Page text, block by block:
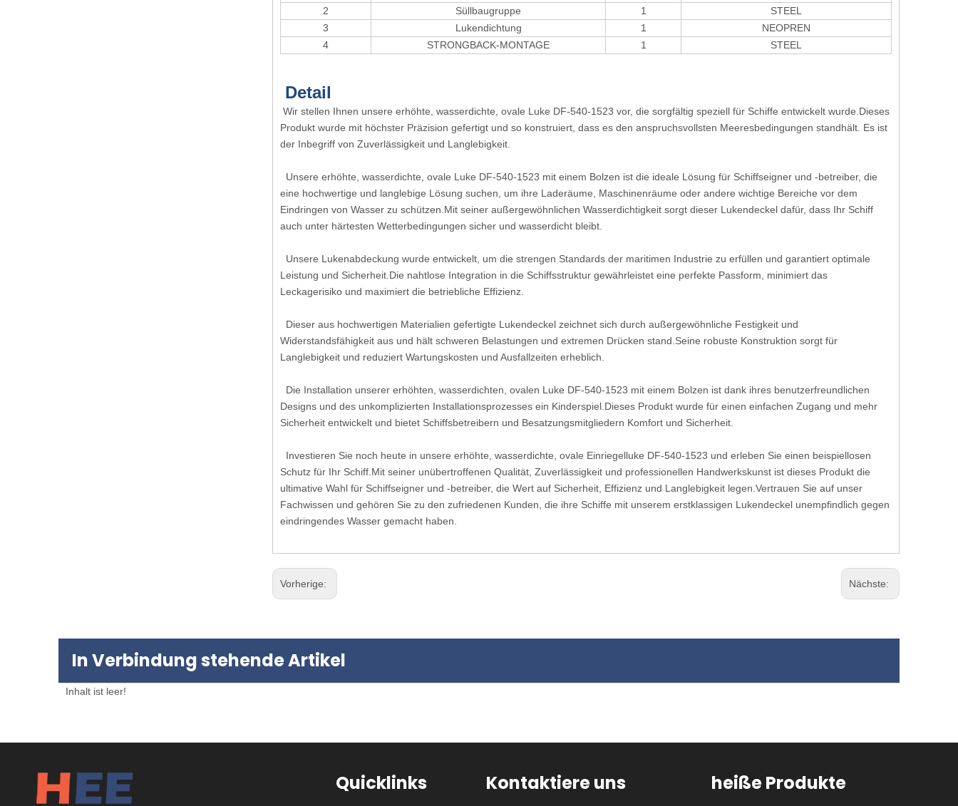
2
Süllbaugruppe 1
STEEL
3
Lukendichtung 1
NEOPREN
4
STRONGBACK-MONTAGE 1 STEEL
Detail
Wir stellen Ihnen unsere erhöhte, wasserdichte, ovale Luke DF-540-1523 vor, die sorgfältig speziell für Schiffe entwickelt wurde.Dieses
Produkt wurde mit höchster Präzision gefertigt und so konstruiert, dass es den anspruchsvollsten Meeresbedingungen standhält. Es ist
der Inbegriff von Zuverlässigkeit und Langlebigkeit.
Unsere erhöhte, wasserdichte, ovale Luke DF-540-1523 mit einem Bolzen ist die ideale Lösung für Schiffseigner und -betreiber, die
eine hochwertige und langlebige Lösung suchen, um ihre Laderäume, Maschinenräume oder andere wichtige Bereiche vor dem
Eindringen von Wasser zu schützen.Mit seiner außergewöhnlichen Wasserdichtigkeit sorgt dieser Lukendeckel dafür, dass Ihr Schiff
auch unter härtesten Wetterbedingungen sicher und wasserdicht bleibt.
Unsere Lukenabdeckung wurde entwickelt, um die strengen Standards der maritimen Industrie zu erfüllen und garantiert optimale
Leistung und Sicherheit.Die nahtlose Integration in die Schiffsstruktur gewährleistet eine perfekte Passform, minimiert das
Leckagerisiko und maximiert die betriebliche Effizienz.
Dieser aus hochwertigen Materialien gefertigte Lukendeckel zeichnet sich durch außergewöhnliche Festigkeit und
Widerstandsfähigkeit aus und hält schweren Belastungen und extremen Drücken stand.Seine robuste Konstruktion sorgt für
Langlebigkeit und reduziert Wartungskosten und Ausfallzeiten erheblich.
Die Installation unserer erhöhten, wasserdichten, ovalen Luke DF-540-1523 mit einem Bolzen ist dank ihres benutzerfreundlichen
Designs und des unkomplizierten Installationsprozesses ein Kinderspiel.Dieses Produkt wurde für einen einfachen Zugang und mehr
Sicherheit entwickelt und bietet Schiffsbetreibern und Besatzungsmitgliedern Komfort und Sicherheit.
Investieren Sie noch heute in unsere erhöhte, wasserdichte, ovale Einriegelluke DF-540-1523 und erleben Sie einen beispiellosen
Schutz für Ihr Schiff.Mit seiner unübertroffenen Qualität, Zuverlässigkeit und professionellen Handwerkskunst ist dieses Produkt die
ultimative Wahl für Schiffseigner und -betreiber, die Wert auf Sicherheit, Effizienz und Langlebigkeit legen.Vertrauen Sie auf unser
Fachwissen und gehören Sie zu den zufriedenen Kunden, die ihre Schiffe mit unserem erstklassigen Lukendeckel unempfindlich gegen
eindringendes Wasser gemacht haben.
Vorherige: Nächste:
In Verbindung stehende Artikel
Inhalt ist leer!
Quicklinks Kontaktiere uns heiße Produkte